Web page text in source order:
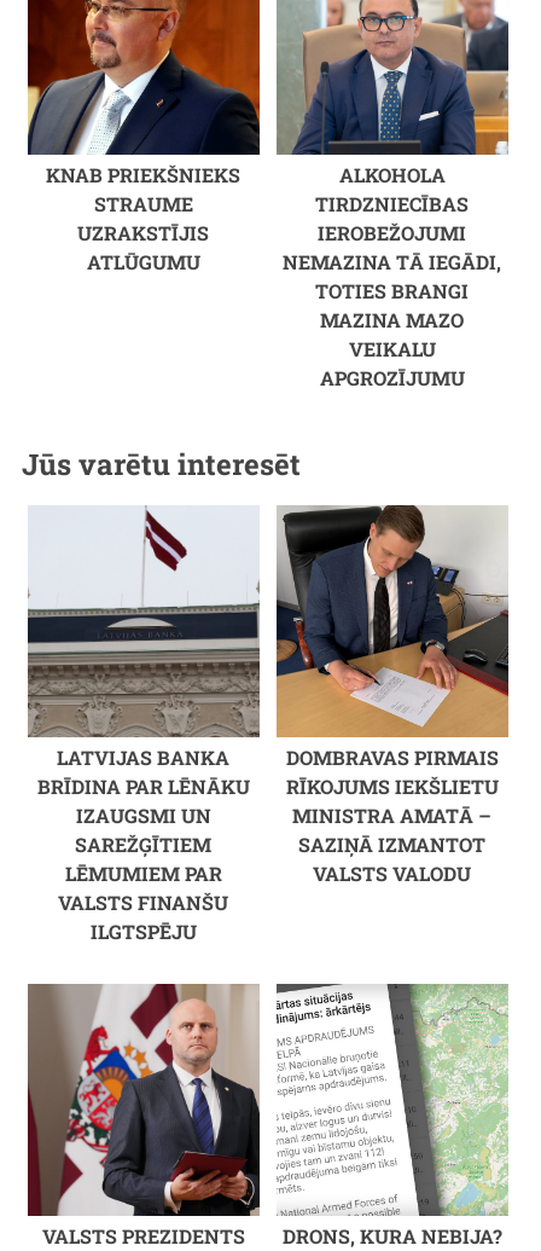
KNAB PRIEKŠNIEKS
STRAUME
UZRAKSTĪJIS
ATLŪGUMU
ALKOHOLA
TIRDZNIECĪBAS
IEROBEŽOJUMI
NEMAZINA TĀ IEGĀDI,
TOTIES BRANGI
MAZINA MAZO
VEIKALU
APGROZĪJUMU
Jūs varētu interesēt
LATVIJAS BANKA
BRĪDINA PAR LĒNĀKU
IZAUGSMI UN
SAREŽĢĪTIEM
LĒMUMIEM PAR
VALSTS FINANŠU
ILGTSPĒJU
DOMBRAVAS PIRMAIS
RĪKOJUMS IEKŠLIETU
MINISTRA AMATĀ –
SAZIŅĀ IZMANTOT
VALSTS VALODU
VALSTS PREZIDENTS
DRONS, KURA NEBIJA?